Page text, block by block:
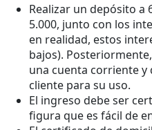
Realizar un depósito a
5.000, junto con los
en realidad, estos
bajos).
una cuenta corriente y
cliente para su uso.
El ingreso debe ser
figura que es fácil de